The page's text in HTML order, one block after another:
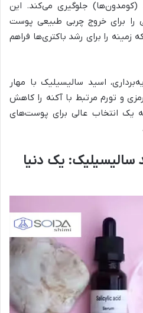
جلوگیری می‌کند. این
را برای خروج چربی طبیعی پوست
زمینه را برای رشد باکتری‌ها فراهم
اسید سالیسیلیک با مهار
و تورم مرتبط با آکنه را کاهش
یک انتخاب عالی برای پوست‌های
یک دنیا